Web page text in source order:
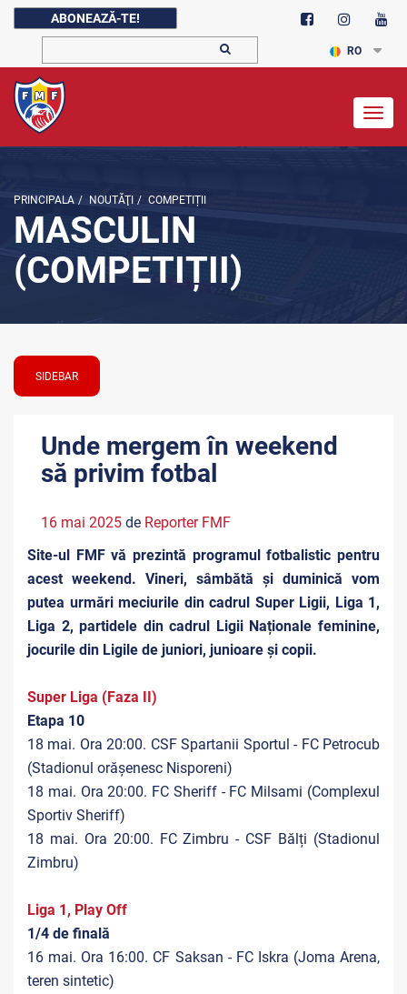
ABONEAZĂ-TE!
RO
PRINCIPALA / NOUTĂŢI / COMPETIȚII
MASCULIN
(COMPETIȚII)
SIDEBAR
Unde mergem în weekend
să privim fotbal
16 mai 2025 de Reporter FMF
Site-ul FMF vă prezintă programul fotbalistic pentru
acest weekend. Vineri, sâmbătă și duminică vom
putea urmări meciurile din cadrul Super Ligii, Liga 1,
Liga 2, partidele din cadrul Ligii Naționale feminine,
jocurile din Ligile de juniori, junioare și copii.
Super Liga (Faza II)
Etapa 10
18 mai. Ora 20:00. CSF Spartanii Sportul - FC Petrocub
(Stadionul orășenesc Nisporeni)
18 mai. Ora 20:00. FC Sheriff - FC Milsami (Complexul
Sportiv Sheriff)
18 mai. Ora 20:00. FC Zimbru - CSF Bălți (Stadionul
Zimbru)
Liga 1, Play Off
1/4 de finală
16 mai. Ora 16:00. CF Saksan - FC Iskra (Joma Arena,
teren sintetic)